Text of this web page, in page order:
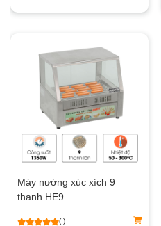
Máy nướng xúc xích 9
thanh HE9
( )